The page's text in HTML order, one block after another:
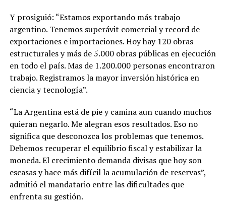
Y prosiguió: “Estamos exportando más trabajo
argentino. Tenemos superávit comercial y record de
exportaciones e importaciones. Hoy hay 120 obras
estructurales y más de 5.000 obras públicas en ejecución
en todo el país. Mas de 1.200.000 personas encontraron
trabajo. Registramos la mayor inversión histórica en
ciencia y tecnología”.
“La Argentina está de pie y camina aun cuando muchos
quieran negarlo. Me alegran esos resultados. Eso no
significa que desconozca los problemas que tenemos.
Debemos recuperar el equilibrio fiscal y estabilizar la
moneda. El crecimiento demanda divisas que hoy son
escasas y hace más difícil la acumulación de reservas”,
admitió el mandatario entre las dificultades que
enfrenta su gestión.